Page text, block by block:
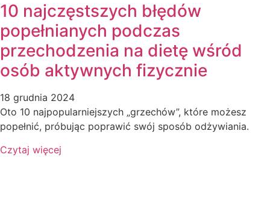
10 najczęstszych błędów
popełnianych podczas
przechodzenia na dietę wśród
osób aktywnych fizycznie
18 grudnia 2024
Oto 10 najpopularniejszych „grzechów”, które możesz
popełnić, próbując poprawić swój sposób odżywiania.
Czytaj więcej